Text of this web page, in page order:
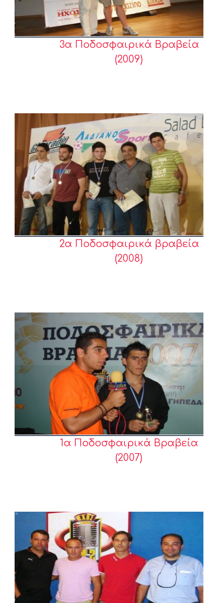
3α Ποδοσφαιρικά Βραβεία
(2009)
2α Ποδοσφαιρικά βραβεία
(2008)
1α Ποδοσφαιρικά Βραβεία
(2007)